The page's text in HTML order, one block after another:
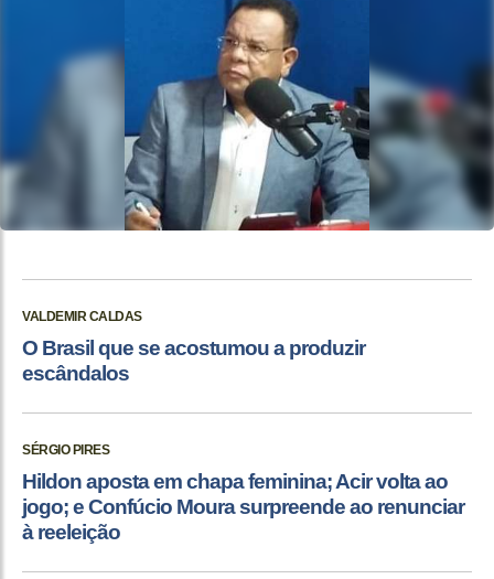
VALDEMIR CALDAS
O Brasil que se acostumou a produzir
escândalos
SÉRGIO PIRES
Hildon aposta em chapa feminina; Acir volta ao
jogo; e Confúcio Moura surpreende ao renunciar
à reeleição